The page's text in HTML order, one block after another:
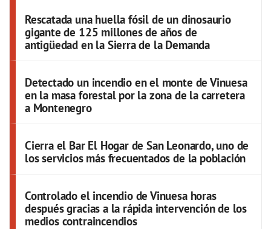
Rescatada una huella fósil de un dinosaurio
gigante de 125 millones de años de
antigüedad en la Sierra de la Demanda
Detectado un incendio en el monte de Vinuesa
en la masa forestal por la zona de la carretera
a Montenegro
Cierra el Bar El Hogar de San Leonardo, uno de
los servicios más frecuentados de la población
Controlado el incendio de Vinuesa horas
después gracias a la rápida intervención de los
medios contraincendios